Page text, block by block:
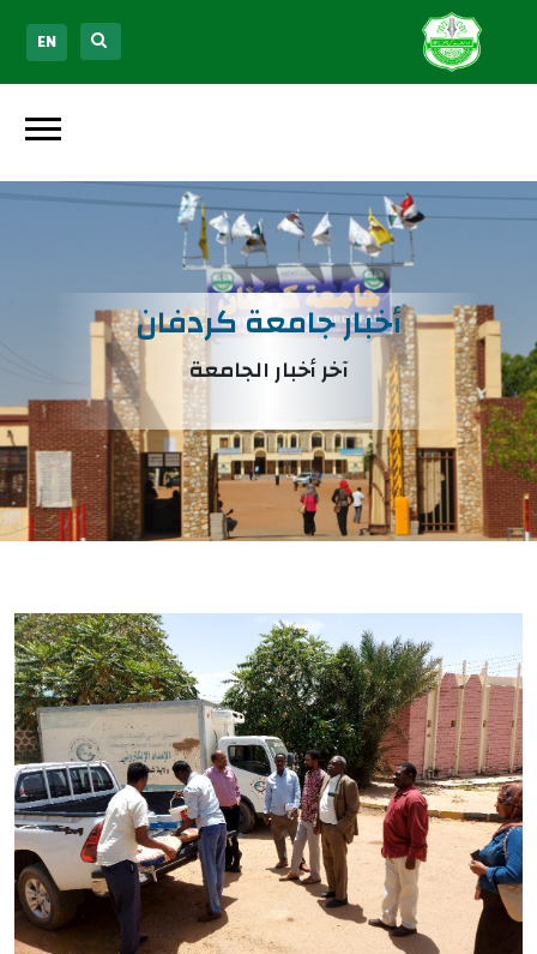
EN
أخبار جامعة كردفان
آخر أخبار الجامعة